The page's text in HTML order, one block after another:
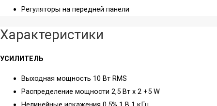
Иглы
Хедшеллы
Аксессуары
Вкладыши
Аксессуары
Стационарные
CD-проигрыватели
Регуляторы на передней панели
Характеристики
УСИЛИТЕЛЬ
Выходная мощность 10 Вт RMS
Распределение мощности 2,5 Вт х 2 +5 W